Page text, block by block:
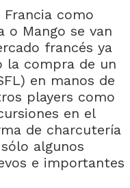
como
o Mango se van
francés ya
la compra de un
en manos de
players como
en el
de charcutería
algunos
e importantes